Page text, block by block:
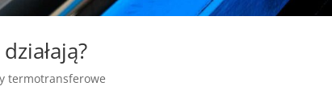
termotransferowe